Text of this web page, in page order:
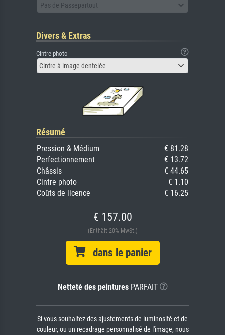
Pas de Passepartout
Divers & Extras
Cintre photo
Cintre à image dentelée
Résumé
Pression & Médium
€ 81.28
Perfectionnement
€ 13.72
Châssis
€ 44.65
Cintre photo
€ 1.10
Coûts de licence
€ 16.25
€ 157.00
(Enthält 20% MwSt.)
dans le panier
Netteté des peinturesPARFAIT
Si vous souhaitez des ajustements de luminosité et de
couleur, ou un recadrage personnalisé de l'image, nous